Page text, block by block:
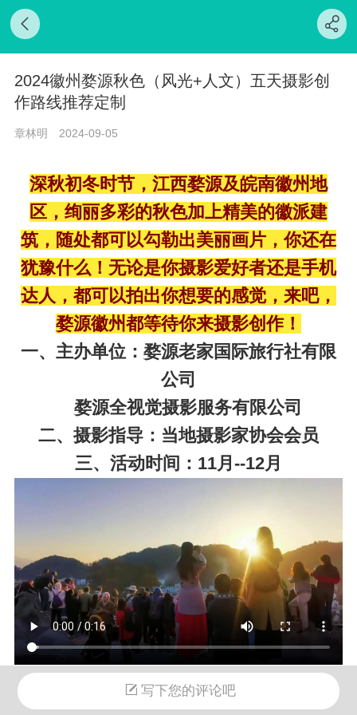
2024徽州婺源秋色（风光+人文）五天摄影创
作路线推荐定制
章林明 2024-09-05
深秋初冬时节，江西婺源及皖南徽州地
区，绚丽多彩的秋色加上精美的徽派建
筑，随处都可以勾勒出美丽画片，你还在
犹豫什么！无论是你摄影爱好者还是手机
达人，都可以拍出你想要的感觉，来吧，
婺源徽州都等待你来摄影创作！
一、主办单位：婺源老家国际旅行社有限
公司
婺源全视觉摄影服务有限公司
二、摄影指导：当地摄影家协会会员
三、活动时间：11月--12月
D1：婺源县城 酒店报到,需接站提前
写下您的评论吧